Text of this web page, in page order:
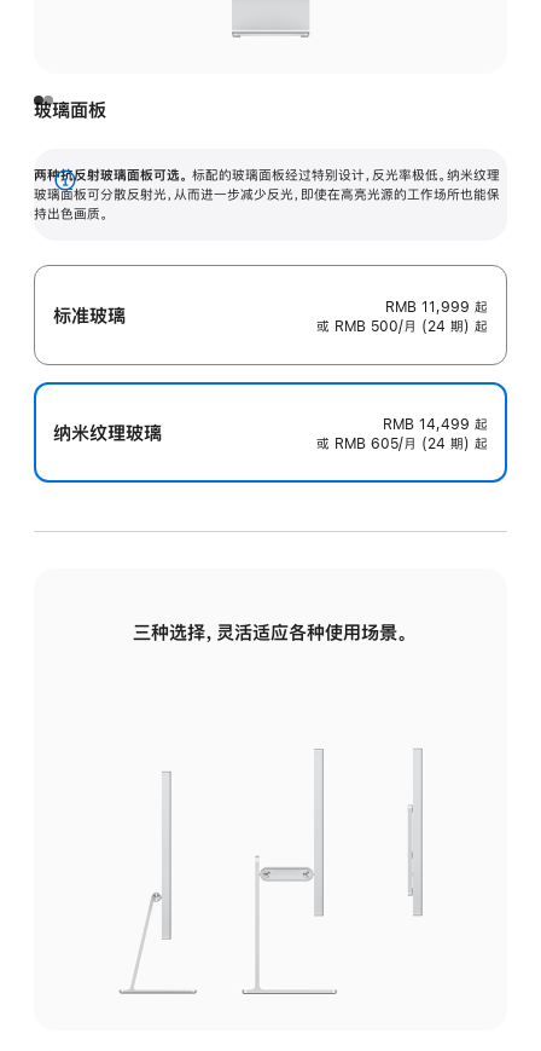
玻璃面板
两种抗反射玻璃面板可选。 标配的玻璃面板经过特别设计，反光率极低。纳米纹理
玻璃面板可分散反射光，从而进一步减少反光，即使在高亮光源的工作场所也能保
持出色画质。
展
开
标准玻璃 RMB 11,999 起
或 RMB 500/月 (24 期) 起
纳米纹理玻璃 RMB 14,499 起
或 RMB 605/月 (24 期) 起
三种选择，灵活适应各种使用场景。